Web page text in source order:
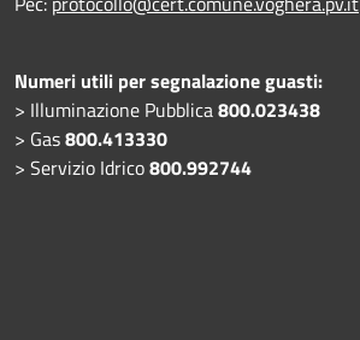
Numeri utili per segnalazione guasti:
> Illuminazione Pubblica800.023438
> Gas800.413330
> Servizio Idrico800.992744